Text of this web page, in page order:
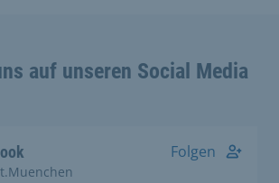
auf unseren Social Media
Folgen